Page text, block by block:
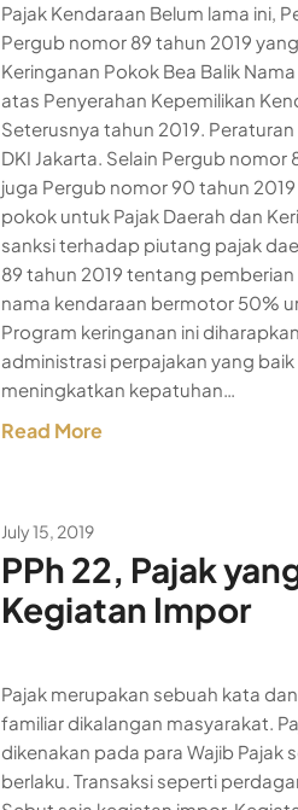
Pajak Kendaraan Belum lama ini,
Pergub nomor 89 tahun 2019
Keringanan Pokok Bea Balik
atas Penyerahan Kepemilikan
Seterusnya tahun 2019.
DKI Jakarta. Selain Pergub
juga Pergub nomor 90 tahun
pokok untuk Pajak Daerah dan
sanksi terhadap piutang pajak
89 tahun 2019 tentang
nama kendaraan bermotor 50%
Program keringanan ini
administrasi perpajakan yang
meningkatkan kepatuhan…
Read More
July 15, 2019
PPh 22, Pajak
Kegiatan Impor
Pajak merupakan sebuah kata
familiar dikalangan masyarakat.
dikenakan pada para Wajib Pajak
berlaku. Transaksi seperti